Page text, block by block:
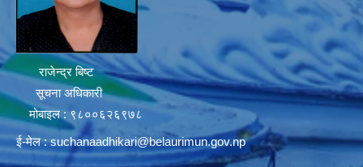
राजेन्द्र बिष्ट
सूचना अधिकारी
मोबाइल : ९८००६२६९७८
ई-मेल :suchanaadhikari@belaurimun.gov.np